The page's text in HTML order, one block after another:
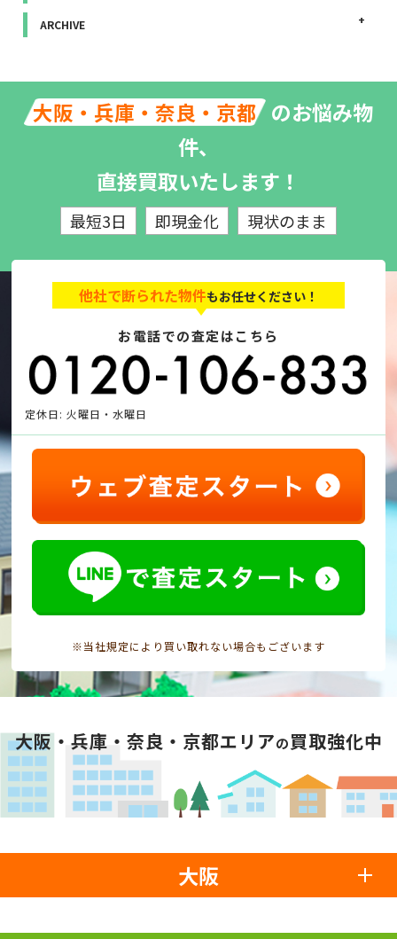
ARCHIVE
大阪・兵庫・奈良・京都 のお悩み物
件、
直接買取いたします！
最短3日 即現金化 現状のまま
他社で断られた物件もお任せください！
お電話での査定はこちら
定休日: 火曜日・水曜日
※当社規定により買い取れない場合もございます
大阪・兵庫・奈良・京都エリアの買取強化中
大阪